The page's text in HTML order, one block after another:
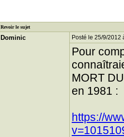
Revoir le sujet
Dominic Posté le 25/9/2012
Pour
MORT
en 1981 :
https://